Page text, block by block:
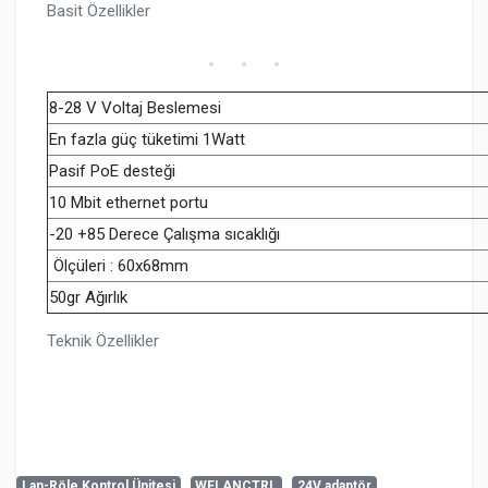
Basit Özellikler
Teknik Özellikler
8-28 V Voltaj Beslemesi
En fazla güç tüketimi 1Watt
Pasif PoE desteği
10 Mbit ethernet portu
-20 +85 Derece Çalışma sıcaklığı
Ölçüleri : 60x68mm
50gr Ağırlık